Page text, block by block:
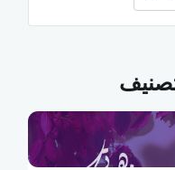
مقالات ثقافية